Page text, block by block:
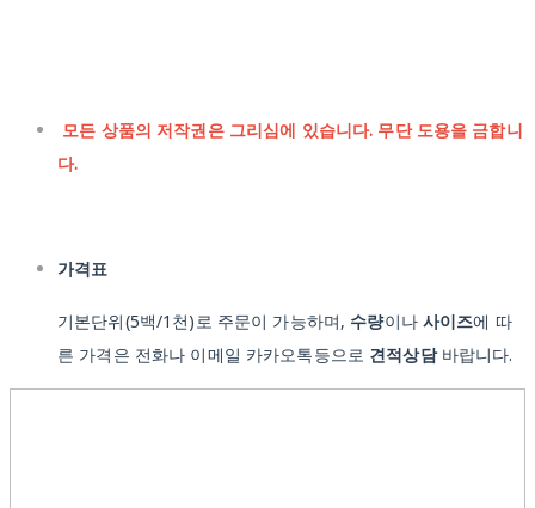
모든 상품의 저작권은 그리심에 있습니다. 무단 도용을 금합니
다.
가격표
기본단위(5백/1천)로 주문이 가능하며, 수량이나 사이즈에 따
른 가격은 전화나 이메일 카카오톡등으로 견적상담바랍니다.